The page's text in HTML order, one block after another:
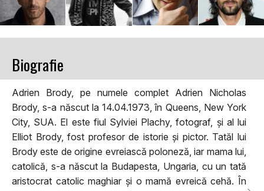
Biografie
Adrien Brody, pe numele complet Adrien Nicholas
Brody, s-a născut la 14.04.1973, în Queens, New York
City, SUA. El este fiul Sylviei Plachy, fotograf, și al lui
Elliot Brody, fost profesor de istorie și pictor. Tatăl lui
Brody este de origine evreiască poloneză, iar mama lui,
catolică, s-a născut la Budapesta, Ungaria, cu un tată
aristocrat catolic maghiar și o mamă evreică cehă. În